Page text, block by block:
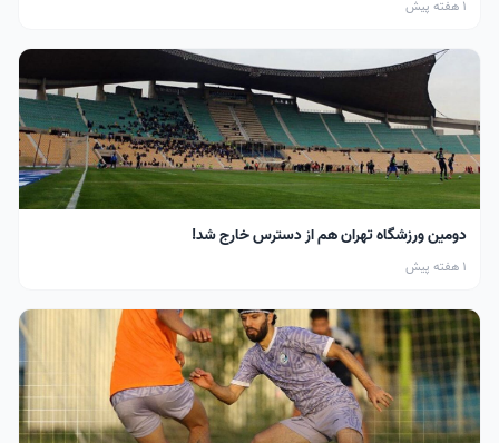
1 هفته پیش
دومین ورزشگاه تهران هم از دسترس خارج شد!
1 هفته پیش